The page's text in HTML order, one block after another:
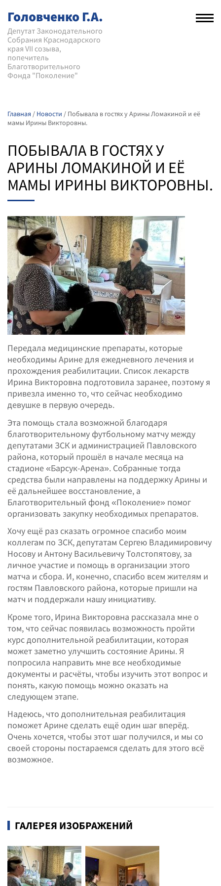
Головченко Г.А.
Депутат Законодательного
Собрания Краснодарского
края VII созыва,
попечитель
Благотворительного
Фонда "Поколение"
Главная / Новости / Побывала в гостях у Арины Ломакиной и её
мамы Ирины Викторовны.
ПОБЫВАЛА В ГОСТЯХ У
АРИНЫ ЛОМАКИНОЙ И ЕЁ
МАМЫ ИРИНЫ ВИКТОРОВНЫ.
Передала медицинские препараты, которые
необходимы Арине для ежедневного лечения и
прохождения реабилитации. Список лекарств
Ирина Викторовна подготовила заранее, поэтому я
привезла именно то, что сейчас необходимо
девушке в первую очередь.
Эта помощь стала возможной благодаря
благотворительному футбольному матчу между
депутатами ЗСК и администрацией Павловского
района, который прошёл в начале месяца на
стадионе «Барсук-Арена». Собранные тогда
средства были направлены на поддержку Арины и
её дальнейшее восстановление, а
Благотворительный фонд «Поколение» помог
организовать закупку необходимых препаратов.
Хочу ещё раз сказать огромное спасибо моим
коллегам по ЗСК, депутатам Сергею Владимировичу
Носову и Антону Васильевичу Толстопятову, за
личное участие и помощь в организации этого
матча и сбора. И, конечно, спасибо всем жителям и
гостям Павловского района, которые пришли на
матч и поддержали нашу инициативу.
Кроме того, Ирина Викторовна рассказала мне о
том, что сейчас появилась возможность пройти
курс дополнительной реабилитации, которая
может заметно улучшить состояние Арины. Я
попросила направить мне все необходимые
документы и расчёты, чтобы изучить этот вопрос и
понять, какую помощь можно оказать на
следующем этапе.
Надеюсь, что дополнительная реабилитация
поможет Арине сделать ещё один шаг вперёд.
Очень хочется, чтобы этот шаг получился, и мы со
своей стороны постараемся сделать для этого всё
возможное.
ГАЛЕРЕЯ ИЗОБРАЖЕНИЙ